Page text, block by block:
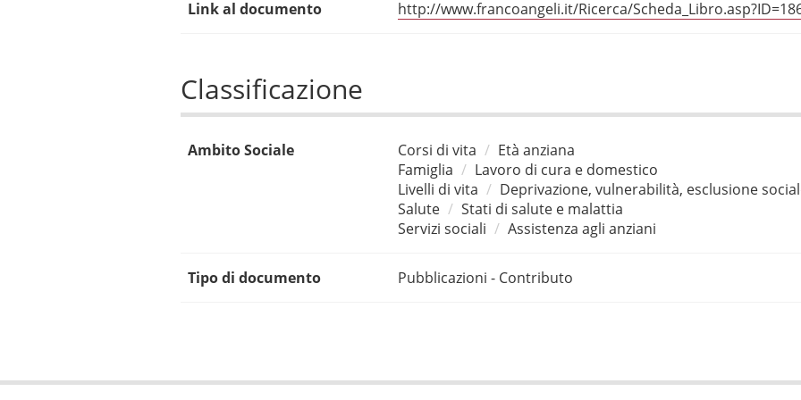
Link al documento http://www.francoangeli.it/Ricerca/
Classificazione
Ambito Sociale Corsi di vita
Età anziana
Famiglia
Lavoro di cura e domestico
Livelli di vita
Deprivazione, vulnerabilità, esclusione
Salute
Stati di salute e malattia
Servizi sociali
Assistenza agli anziani
Tipo di documento Pubblicazioni - Contributo